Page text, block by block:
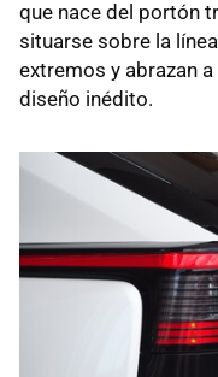
que nace del portón
situarse sobre la
extremos y abrazan
diseño inédito.